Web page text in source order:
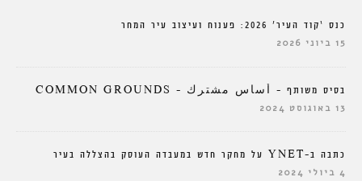
כנס ‘קוד העיר’ 2026: פענוח ועיצוב עיר המחר
15 ביוני 2026
בסיס משותף – أساس مشترك – COMMON GROUNDS
13 באוגוסט 2024
כתבה ב-YNET על מחקר חדש במעבדה העוסק בהצללה בעיר
4 ביולי 2024